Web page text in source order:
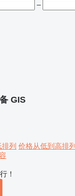
–
GIS
列 价格从低到高排列
！